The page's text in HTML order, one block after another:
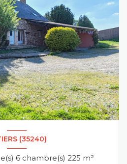
(35240)
Propriete 8 pièce(s) 6 chambre(s) 225 m²